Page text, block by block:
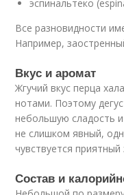
эспинальтеко
Все разновидности
Например,
Вкус и аромат
Жгучий вкус перца
нотами. Поэтому
небольшую сладость
не слишком явный,
чувствуется приятный
Состав и